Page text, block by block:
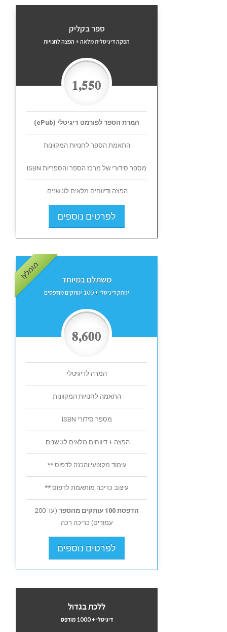
ספר בקליק
הפקה דיגיטלית מלאה + הפצה לחנויות
1,550
המרת הספר לפורמט דיגיטלי (ePub)
התאמת הספר לחנויות המקוונות
מספר סידורי של מרכז הספר והספריות ISBN
הפצה ודיווחים מלאים ל3 שנים.
לפרטים נוספים
מומלץ! משתלם במיוחד
עותק דיגיטלי + 100 עותקים מודפסים
8,600
המרה לדיגיטלי
התאמה לחנויות המקוונות
מספר סידורי ISBN
הפצה + דיווחים מלאים ל3 שנים.
עימוד מקצועי והכנה לדפוס **
עיצוב כריכה מותאמת לדפוס **
הדפסת 100 עותקים מהספר
(עד 200
עמודים) כריכה רכה
לפרטים נוספים
ללכת בגדול
דיגיטלי + 1000 מודפס